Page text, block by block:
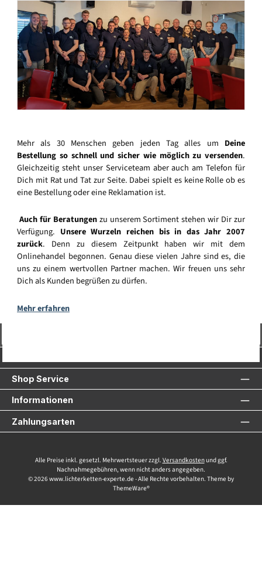
Mehr als 30 Menschen geben jeden Tag alles um Deine
Bestellung so schnell und sicher wie möglich zu versenden.
Gleichzeitig steht unser Serviceteam aber auch am Telefon für
Dich mit Rat und Tat zur Seite. Dabei spielt es keine Rolle ob es
eine Bestellung oder eine Reklamation ist.
Auch für Beratungenzu unserem Sortiment stehen wir Dir zur
Verfügung. Unsere Wurzeln reichen bis in das Jahr 2007
zurück. Denn zu diesem Zeitpunkt haben wir mit dem
Onlinehandel begonnen. Genau diese vielen Jahre sind es, die
uns zu einem wertvollen Partner machen. Wir freuen uns sehr
Dich als Kunden begrüßen zu dürfen.
Mehr erfahren
Shop Service
Informationen
Zahlungsarten
Alle Preise inkl. gesetzl. Mehrwertsteuer zzgl. Versandkostenund ggf.
Nachnahmegebühren, wenn nicht anders angegeben.
© 2026 www.lichterketten-experte.de - Alle Rechte vorbehalten. Theme by
ThemeWare®